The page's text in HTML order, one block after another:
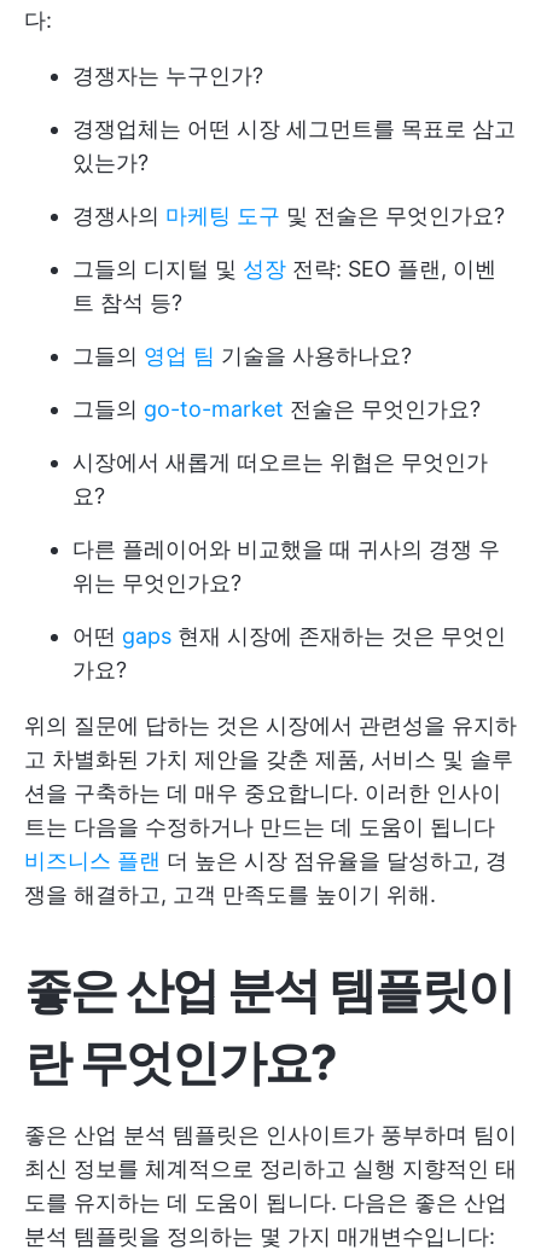
다:
경쟁자는 누구인가?
경쟁업체는 어떤 시장 세그먼트를 목표로 삼고
있는가?
경쟁사의 마케팅 도구 및 전술은 무엇인가요?
그들의 디지털 및 성장 전략: SEO 플랜, 이벤
트 참석 등?
그들의 영업 팀 기술을 사용하나요?
그들의 go-to-market 전술은 무엇인가요?
시장에서 새롭게 떠오르는 위협은 무엇인가
요?
다른 플레이어와 비교했을 때 귀사의 경쟁 우
위는 무엇인가요?
어떤 gaps 현재 시장에 존재하는 것은 무엇인
가요?
위의 질문에 답하는 것은 시장에서 관련성을 유지하
고 차별화된 가치 제안을 갖춘 제품, 서비스 및 솔루
션을 구축하는 데 매우 중요합니다. 이러한 인사이
트는 다음을 수정하거나 만드는 데 도움이 됩니다
비즈니스 플랜 더 높은 시장 점유율을 달성하고, 경
쟁을 해결하고, 고객 만족도를 높이기 위해.
좋은 산업 분석 템플릿이
란 무엇인가요?
좋은 산업 분석 템플릿은 인사이트가 풍부하며 팀이
최신 정보를 체계적으로 정리하고 실행 지향적인 태
도를 유지하는 데 도움이 됩니다. 다음은 좋은 산업
분석 템플릿을 정의하는 몇 가지 매개변수입니다: